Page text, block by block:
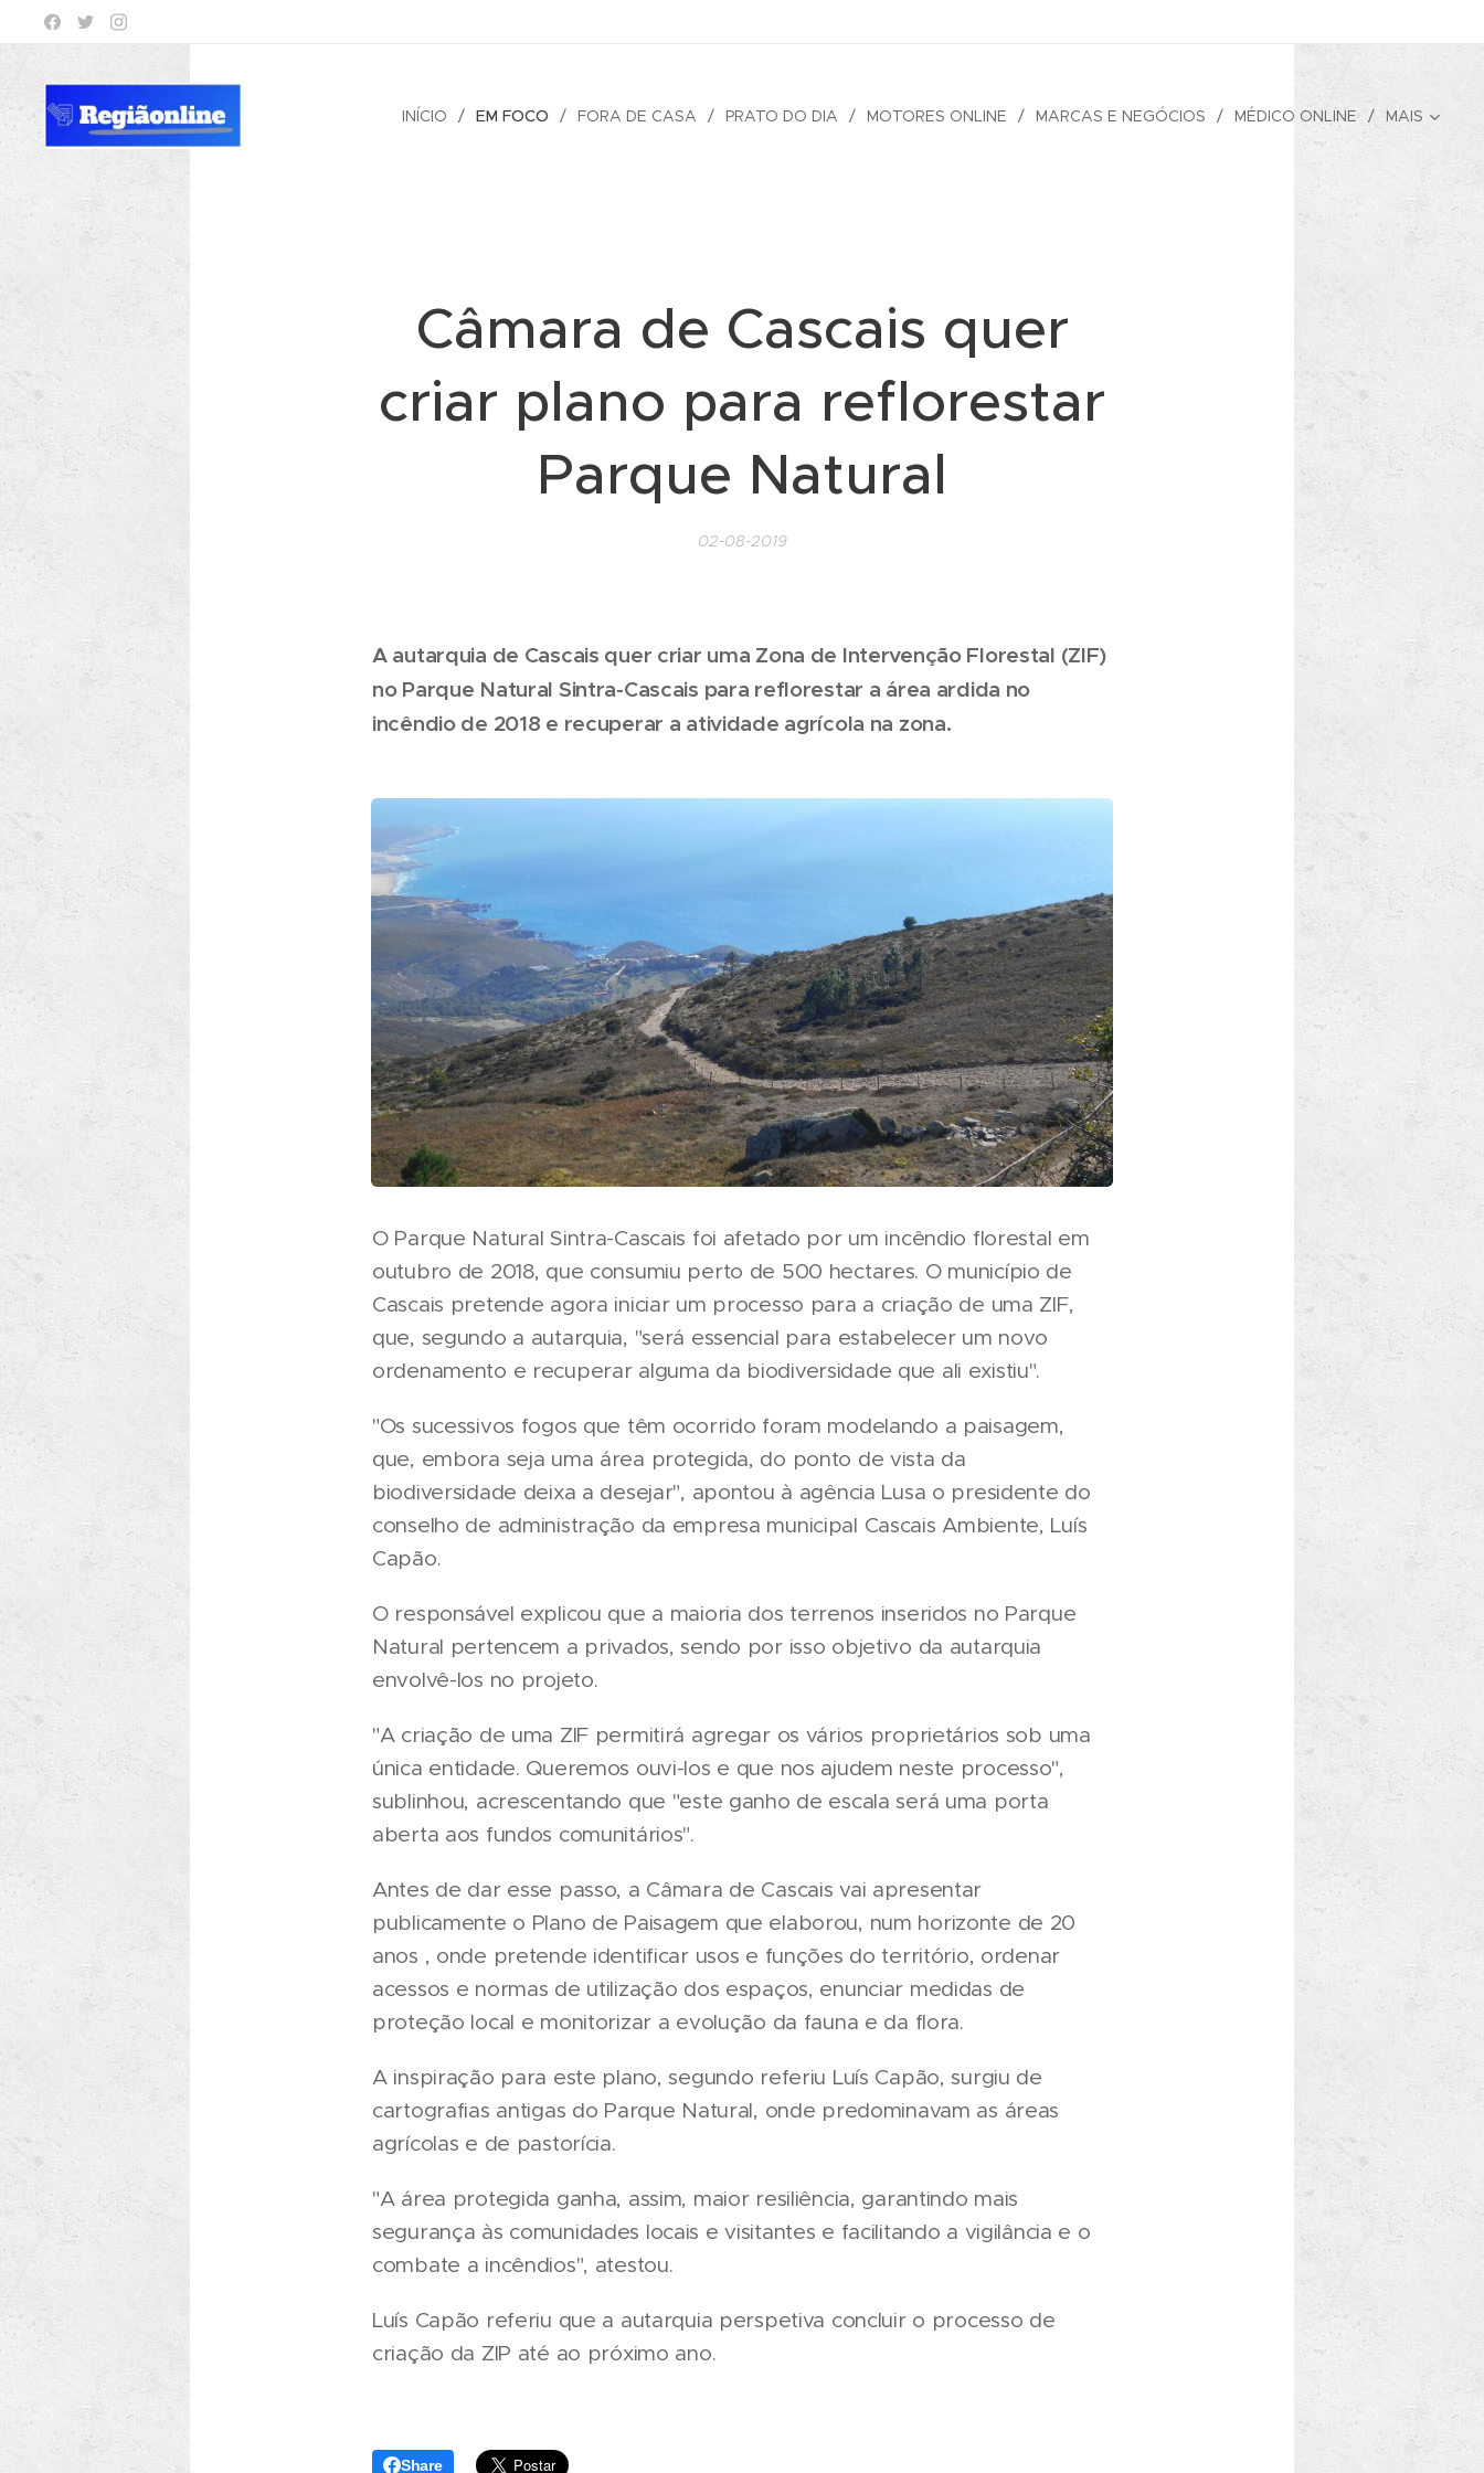
INÍCIO EM FOCO FORA DE CASA PRATO DO DIA MOTORES ONLINE MARCAS E NEGÓCIOS MÉDICO ONLINE MAIS
Câmara de Cascais quer
criar plano para reflorestar
Parque Natural
02-08-2019
A autarquia de Cascais quer criar uma Zona de Intervenção Florestal (ZIF)
no Parque Natural Sintra-Cascais para reflorestar a área ardida no
incêndio de 2018 e recuperar a atividade agrícola na zona.
O Parque Natural Sintra-Cascais foi afetado por um incêndio florestal em
outubro de 2018, que consumiu perto de 500 hectares. O município de
Cascais pretende agora iniciar um processo para a criação de uma ZIF,
que, segundo a autarquia, "será essencial para estabelecer um novo
ordenamento e recuperar alguma da biodiversidade que ali existiu".
"Os sucessivos fogos que têm ocorrido foram modelando a paisagem,
que, embora seja uma área protegida, do ponto de vista da
biodiversidade deixa a desejar", apontou à agência Lusa o presidente do
conselho de administração da empresa municipal Cascais Ambiente, Luís
Capão.
O responsável explicou que a maioria dos terrenos inseridos no Parque
Natural pertencem a privados, sendo por isso objetivo da autarquia
envolvê-los no projeto.
"A criação de uma ZIF permitirá agregar os vários proprietários sob uma
única entidade. Queremos ouvi-los e que nos ajudem neste processo",
sublinhou, acrescentando que "este ganho de escala será uma porta
aberta aos fundos comunitários".
Antes de dar esse passo, a Câmara de Cascais vai apresentar
publicamente o Plano de Paisagem que elaborou, num horizonte de 20
anos , onde pretende identificar usos e funções do território, ordenar
acessos e normas de utilização dos espaços, enunciar medidas de
proteção local e monitorizar a evolução da fauna e da flora.
A inspiração para este plano, segundo referiu Luís Capão, surgiu de
cartografias antigas do Parque Natural, onde predominavam as áreas
agrícolas e de pastorícia.
"A área protegida ganha, assim, maior resiliência, garantindo mais
segurança às comunidades locais e visitantes e facilitando a vigilância e o
combate a incêndios", atestou.
Luís Capão referiu que a autarquia perspetiva concluir o processo de
criação da ZIP até ao próximo ano.
Share